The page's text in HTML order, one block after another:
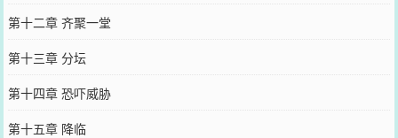
第十二章 齐聚一堂
第十三章 分坛
第十四章 恐吓威胁
第十五章 降临